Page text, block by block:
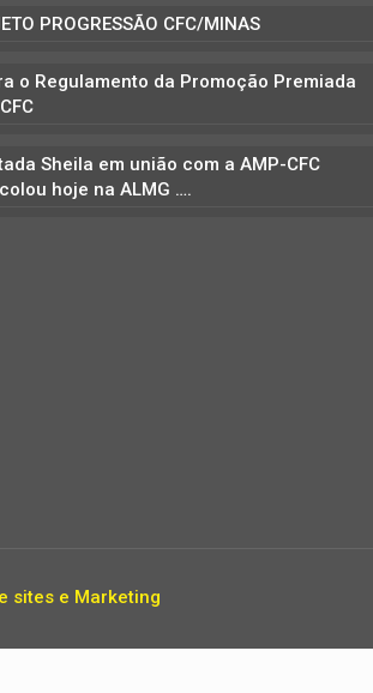
PROGRESSÃO CFC/MINAS
o Regulamento da Promoção Premiada
Sheila em união com a AMP-CFC
hoje na ALMG ….
sites e Marketing